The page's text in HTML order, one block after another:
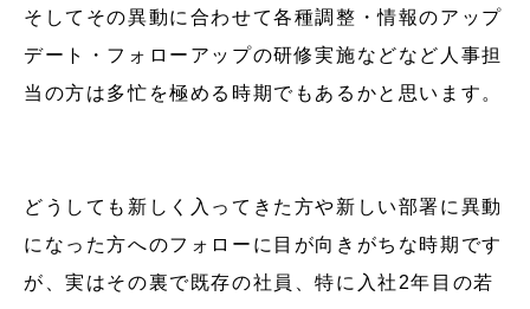
そしてその異動に合わせて各種調整・情報のアップ
デート・フォローアップの研修実施などなど人事担
当の方は多忙を極める時期でもあるかと思います。
どうしても新しく入ってきた方や新しい部署に異動
になった方へのフォローに目が向きがちな時期です
が、実はその裏で既存の社員、特に入社2年目の若